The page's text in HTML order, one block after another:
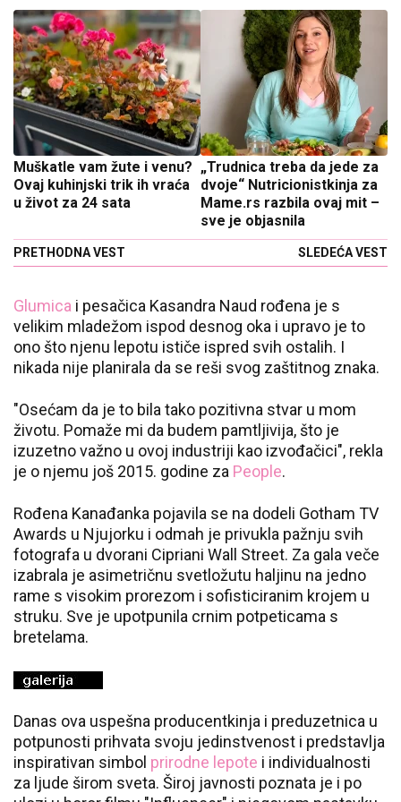
Muškatle vam žute i venu?
Ovaj kuhinjski trik ih vraća
u život za 24 sata
PRETHODNA VEST
„Trudnica treba da jede za
dvoje“ Nutricionistkinja za
Mame.rs razbila ovaj mit –
sve je objasnila
SLEDEĆA VEST
Glumica i pesačica Kasandra Naud rođena je s
velikim mladežom ispod desnog oka i upravo je to
ono što njenu lepotu ističe ispred svih ostalih. I
nikada nije planirala da se reši svog zaštitnog znaka.
"Osećam da je to bila tako pozitivna stvar u mom
životu. Pomaže mi da budem pamtljivija, što je
izuzetno važno u ovoj industriji kao izvođačici", rekla
je o njemu još 2015. godine za People.
Rođena Kanađanka pojavila se na dodeli Gotham TV
Awards u Njujorku i odmah je privukla pažnju svih
fotografa u dvorani Cipriani Wall Street. Za gala veče
izabrala je asimetričnu svetložutu haljinu na jedno
rame s visokim prorezom i sofisticiranim krojem u
struku. Sve je upotpunila crnim potpeticama s
bretelama.
Danas ova uspešna producentkinja i preduzetnica u
potpunosti prihvata svoju jedinstvenost i predstavlja
inspirativan simbol prirodne lepote i individualnosti
za ljude širom sveta. Široj javnosti poznata je i po